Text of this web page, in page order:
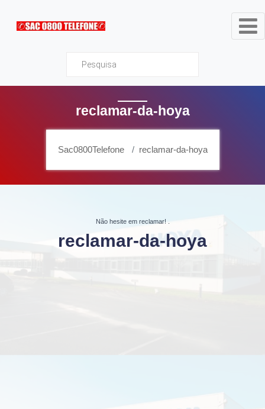
Sac0800Telefone
reclamar-da-hoya
Sac0800Telefone reclamar-da-hoya
Não hesite em reclamar!
reclamar-da-hoya